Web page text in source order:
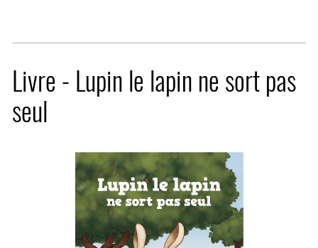
Livre - Lupin le lapin ne sort pas
seul